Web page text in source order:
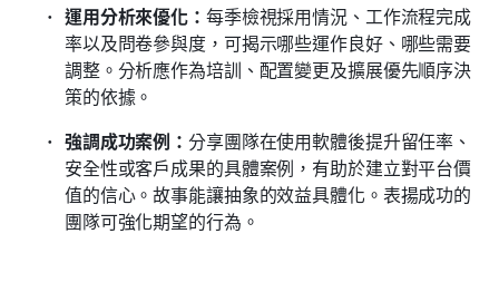
運用分析來優化： 每季檢視採用情況、工作流程完成
率以及問卷參與度，可揭示哪些運作良好、哪些需要
調整。分析應作為培訓、配置變更及擴展優先順序決
策的依據。
強調成功案例：分享團隊在使用軟體後提升留任率、
安全性或客戶成果的具體案例，有助於建立對平台價
值的信心。故事能讓抽象的效益具體化。表揚成功的
團隊可強化期望的行為。